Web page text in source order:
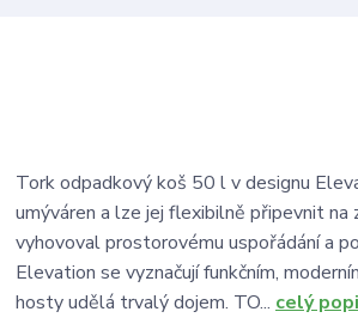
Tork odpadkový koš 50 l v designu
umýváren a lze jej flexibilně připevnit na
vyhovoval prostorovému uspořádání a
Elevation se vyznačují funkčním,
hosty udělá trvalý dojem. TO... celý